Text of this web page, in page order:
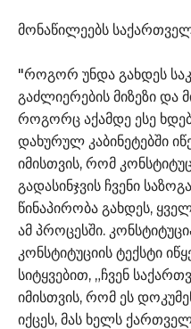
მონაწილეებს
"როგორ უნდა გახდეს
გაძლიერების მიზეზი და
როგორც აქამდე ესე
დახურულ კაბინეტებში
იმისთვის, რომ
გადასინჯვის ჩვენი
წინაპირობა გახდეს,
ამ პროცესში.
კონსტიტუციის ტექსტი
სიტყვებით, „ჩვენ
იმისთვის, რომ ეს
იქცეს, მას ხელს